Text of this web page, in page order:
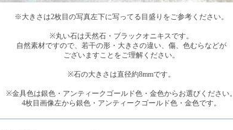
※大きさは2枚目の写真左下に写ってる目盛りをご参考ください。
※丸い石は天然石・ブラックオニキスです。
自然素材ですので、若干の形・大きさの違い、傷、色むらなどが
ございますことをご理解ください。
※石の大きさは直径約8mmです。
※金具色は銀色・アンティークゴールド色・金色からお選びください。
4枚目画像左から銀色・アンティークゴールド色・金色です。